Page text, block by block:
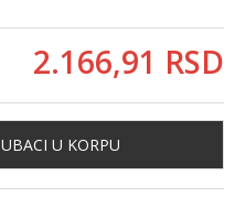
2.166,91 RSD
UBACI U KORPU